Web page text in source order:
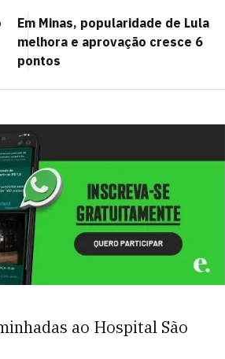
Em Minas, popularidade de Lula
melhora e aprovação cresce 6
pontos
ao Hospital São